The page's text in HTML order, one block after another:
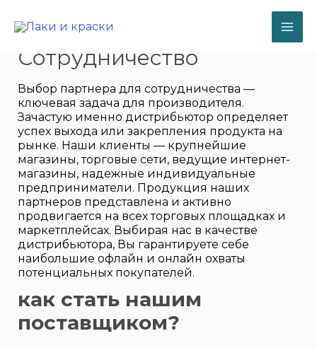
содержимому
Сотрудничество
Выбор партнера для сотрудничества —
ключевая задача для производителя.
Зачастую именно дистрибьютор определяет
успех выхода или закрепления продукта на
рынке. Наши клиенты — крупнейшие
магазины, торговые сети, ведущие интернет-
магазины, надежные индивидуальные
предприниматели. Продукция наших
партнеров представлена и активно
продвигается на всех торговых площадках и
маркетплейсах. Выбирая нас в качестве
дистрибьютора, Вы гарантируете себе
наибольшие офлайн и онлайн охваты
потенциальных покупателей.
как стать нашим
поставщиком?